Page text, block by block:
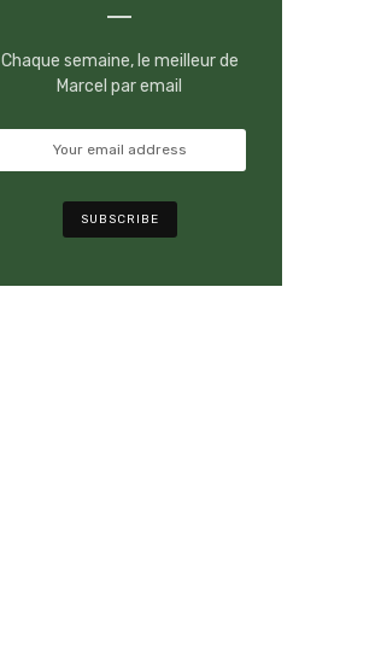
Chaque semaine, le meilleur de
Marcel par email